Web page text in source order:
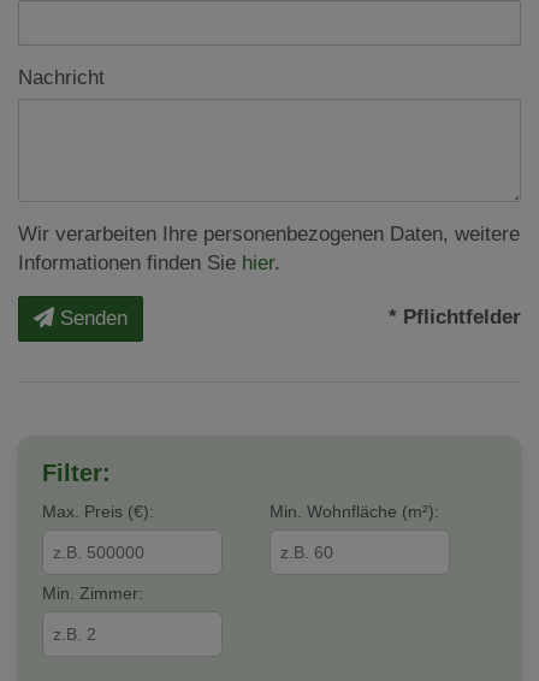
Nachricht
Wir verarbeiten Ihre personenbezogenen Daten, weitere
Informationen finden Sie hier.
Senden * Pflichtfelder
Filter:
Max. Preis (€): Min. Wohnfläche (m²):
Min. Zimmer: